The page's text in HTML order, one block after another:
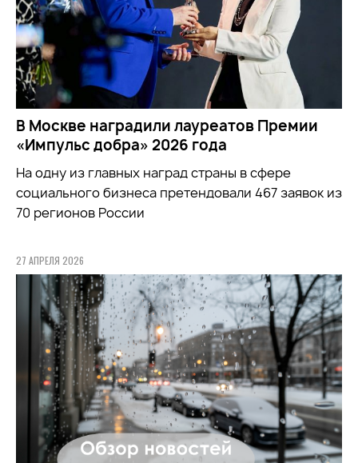
В Москве наградили лауреатов Премии
«Импульс добра» 2026 года
На одну из главных наград страны в сфере
социального бизнеса претендовали 467 заявок из
70 регионов России
27 АПРЕЛЯ 2026